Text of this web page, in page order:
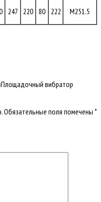
247 220 80 222 M251.5
вибратор
Обязательные поля помечены *